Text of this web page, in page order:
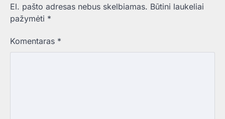
El. pašto adresas nebus skelbiamas. Būtini laukeliai
pažymėti *
Komentaras *